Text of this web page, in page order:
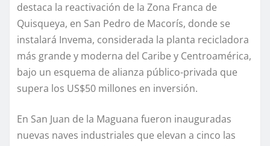
destaca la reactivación de la Zona Franca de
Quisqueya, en San Pedro de Macorís, donde se
instalará Invema, considerada la planta recicladora
más grande y moderna del Caribe y Centroamérica,
bajo un esquema de alianza público-privada que
supera los US$50 millones en inversión.
En San Juan de la Maguana fueron inauguradas
nuevas naves industriales que elevan a cinco las